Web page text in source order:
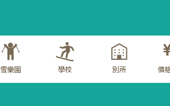
雪樂園 學校 別所 價